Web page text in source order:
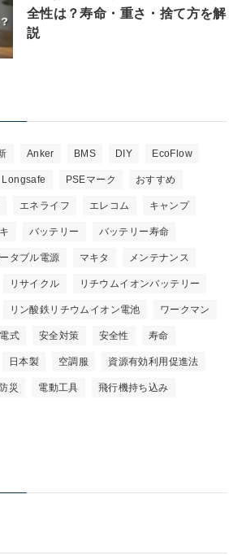
全性は？寿命・重さ・捨て方を解
説
Anker BMS DIY EcoFlow
Longsafe PSEマーク おすすめ
エネライフ エレコム キャンプ
バッテリー バッテリー寿命
タブル電源 マキタ メンテナンス
リサイクル リチウムイオンバッテリー
リン酸鉄リチウムイオン電池 ワークマン
式 安全対策 安全性 寿命
日本製 空調服 資源有効利用促進法
防災 電動工具 飛行機持ち込み